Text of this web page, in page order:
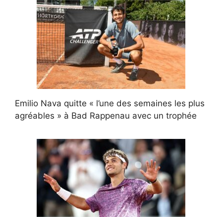
Emilio Nava quitte « l’une des semaines les plus
agréables » à Bad Rappenau avec un trophée